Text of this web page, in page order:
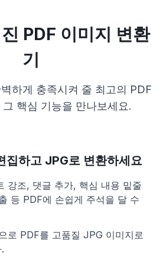
PDF 이미지 변환
기
하게 충족시켜 줄 최고의 PDF
핵심 기능을 만나보세요.
집하고 JPG로 변환하세요
강조, 댓글 추가, 핵심 내용 밑줄
등 PDF에 손쉽게 주석을 달 수
로 PDF를 고품질 JPG 이미지로